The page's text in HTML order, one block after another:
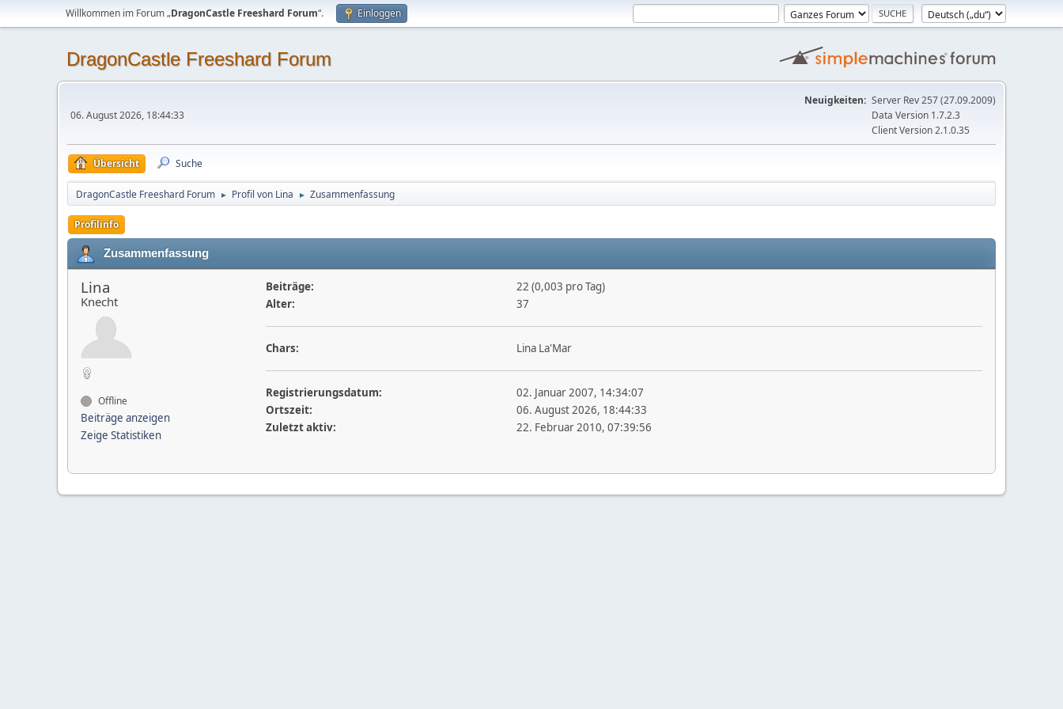
Willkommen im Forum „DragonCastle Freeshard Forum“. Einloggen
DragonCastle Freeshard Forum
06. August 2026, 18:44:33
Neuigkeiten: Server Rev 257 (27.09.2009)
Data Version 1.7.2.3
Client Version 2.1.0.35
Übersicht Suche
DragonCastle Freeshard Forum ► Profil von Lina ► Zusammenfassung
Profilinfo
Zusammenfassung
Lina
Knecht
Offline
Beiträge anzeigen
Zeige Statistiken
Beiträge:
22 (0,003 pro Tag)
Alter:
37
Chars: Lina La'Mar
Registrierungsdatum:
02. Januar 2007, 14:34:07
Ortszeit:
06. August 2026, 18:44:33
Zuletzt aktiv:
22. Februar 2010, 07:39:56